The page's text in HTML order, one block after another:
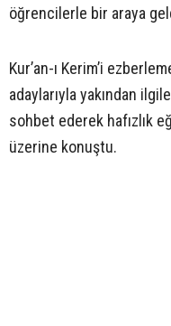
öğrencilerle bir araya
Kur’an-ı Kerim’i
adaylarıyla yakından
sohbet ederek hafızlık
üzerine konuştu.